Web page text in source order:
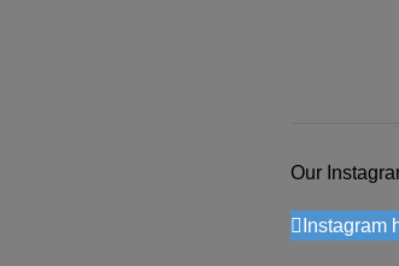
Our
Instagram